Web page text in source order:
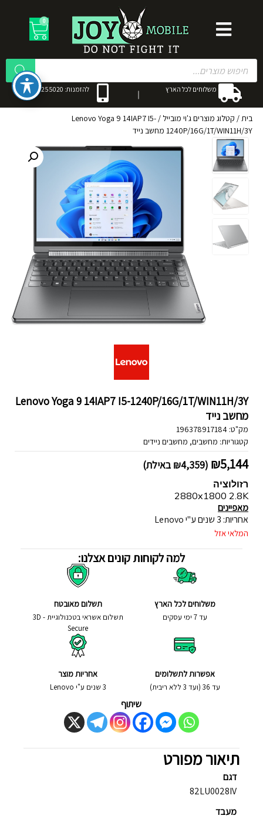
0
משלוחים לכל הארץ להזמנות: 053-3255020
בית/ קטלוג מוצרים ג'וי מובייל /
Lenovo Yoga 9 14IAP7 I5-
1240P/16G/1T/WIN11H/3Y מחשב נייד
Lenovo Yoga 9 14IAP7 I5-1240P/16G/1T/WIN11H/3Y
מחשב נייד
מק"ט: 196378917184
קטגוריות: מחשבים, מחשבים ניידים
₪5,144
(
₪4,359 באילת)
רזולוציה
2880x1800 2.8K
מאפיינים
אחריות: 3 שנים ע"י Lenovo
המלאי אזל
למה לקוחות קונים אצלנו:
משלוחים לכל הארץ
עד 7 ימי עסקים
תשלום מאובטח
תשלום אשראי בטכנולוגיית - 3D
Secure
אפשרות לתשלומים
עד 36 (ועד 3 ללא ריבית)
אחריות מוצר
3 שנים ע"י Lenovo
שיתוף
תיאור מפורט
דגם
82LU0028IV
מעבד